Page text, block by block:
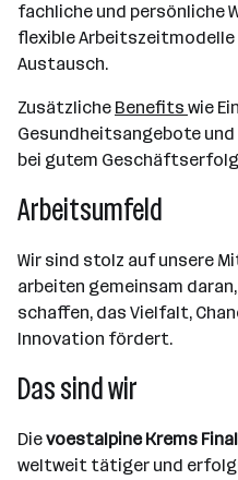
fachliche und persönliche
flexible
Austausch.
Zusätzliche Benefits wie
Gesundheitsangebote
bei gutem
Arbeitsumfeld
Wir sind stolz auf unsere
arbeiten gemeinsam
schaffen, das Vielfalt,
Innovation fördert.
Das sind wir
Dievoestalpine Krems
weltweit tätiger und